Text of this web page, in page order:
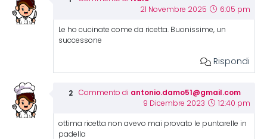
21 Novembre 2025 6:05 pm
Le ho cucinate come da ricetta. Buonissime, un
successone
Rispondi
Commento di antonio.damo51@gmail.com
9 Dicembre 2023 12:40 pm
ottima ricetta non avevo mai provato le puntarelle in
padella